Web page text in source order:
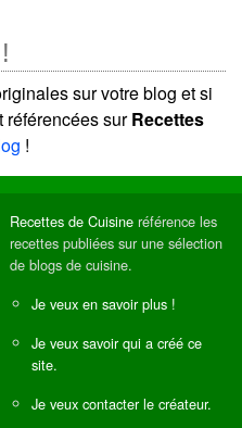
sur votre blog et si
référencées surRecettes
!
Recettes de Cuisine référence les
recettes publiées sur une sélection
de blogs de cuisine.
Je veux en savoir plus !
Je veux savoir qui a créé ce
site.
Je veux contacter le créateur.